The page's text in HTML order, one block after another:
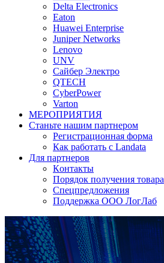
Delta Electronics
Eaton
Huawei Enterprise
Juniper Networks
Lenovo
UNV
Сайбер Электро
QTECH
CyberPower
Varton
МЕРОПРИЯТИЯ
Станьте нашим партнером
Регистрационная форма
Как работать с Landata
Для партнеров
Кoнтaкты
Порядок получения товара
Спецпредложения
Поддержка ООО ЛогЛаб